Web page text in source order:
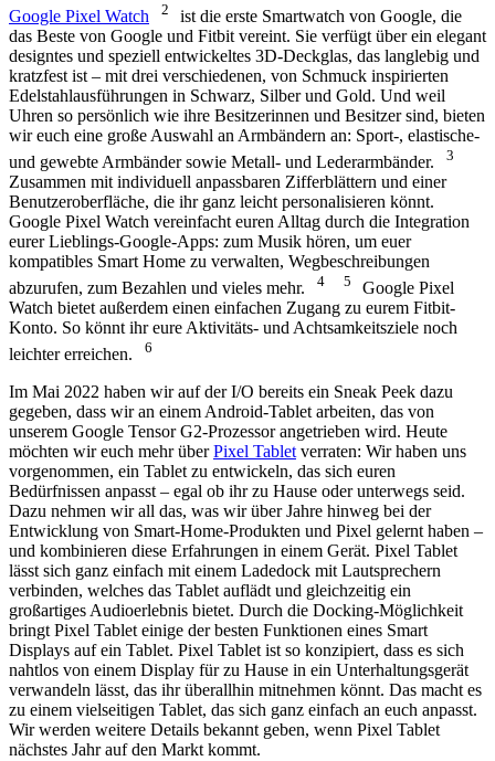
Google Pixel Watch 2
ist die erste Smartwatch von Google, die
das Beste von Google und Fitbit vereint. Sie verfügt über ein elegant
designtes und speziell entwickeltes 3D-Deckglas, das langlebig und
kratzfest ist – mit drei verschiedenen, von Schmuck inspirierten
Edelstahlausführungen in Schwarz, Silber und Gold. Und weil
Uhren so persönlich wie ihre Besitzerinnen und Besitzer sind, bieten
wir euch eine große Auswahl an Armbändern an: Sport-, elastische-
und gewebte Armbänder sowie Metall- und Lederarmbänder.
3
Zusammen mit individuell anpassbaren Zifferblättern und einer
Benutzeroberfläche, die ihr ganz leicht personalisieren könnt.
Google Pixel Watch vereinfacht euren Alltag durch die Integration
eurer Lieblings-Google-Apps: zum Musik hören, um euer
kompatibles Smart Home zu verwalten, Wegbeschreibungen
abzurufen, zum Bezahlen und vieles mehr.
4 5
Google Pixel
Watch bietet außerdem einen einfachen Zugang zu eurem Fitbit-
Konto. So könnt ihr eure Aktivitäts- und Achtsamkeitsziele noch
leichter erreichen.
6
Im Mai 2022 haben wir auf der I/O bereits ein Sneak Peek dazu
gegeben, dass wir an einem Android-Tablet arbeiten, das von
unserem Google Tensor G2-Prozessor angetrieben wird. Heute
möchten wir euch mehr überPixel Tablet verraten: Wir haben uns
vorgenommen, ein Tablet zu entwickeln, das sich euren
Bedürfnissen anpasst – egal ob ihr zu Hause oder unterwegs seid.
Dazu nehmen wir all das, was wir über Jahre hinweg bei der
Entwicklung von Smart-Home-Produkten und Pixel gelernt haben –
und kombinieren diese Erfahrungen in einem Gerät. Pixel Tablet
lässt sich ganz einfach mit einem Ladedock mit Lautsprechern
verbinden, welches das Tablet auflädt und gleichzeitig ein
großartiges Audioerlebnis bietet. Durch die Docking-Möglichkeit
bringt Pixel Tablet einige der besten Funktionen eines Smart
Displays auf ein Tablet. Pixel Tablet ist so konzipiert, dass es sich
nahtlos von einem Display für zu Hause in ein Unterhaltungsgerät
verwandeln lässt, das ihr überallhin mitnehmen könnt. Das macht es
zu einem vielseitigen Tablet, das sich ganz einfach an euch anpasst.
Wir werden weitere Details bekannt geben, wenn Pixel Tablet
nächstes Jahr auf den Markt kommt.